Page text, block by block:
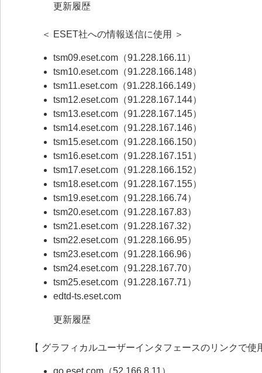
更新履歴
＜ ESET社への情報送信に使用 ＞
tsm09.eset.com（91.228.166.11）
tsm10.eset.com（91.228.166.148）
tsm11.eset.com（91.228.166.149）
tsm12.eset.com（91.228.167.144）
tsm13.eset.com（91.228.167.145）
tsm14.eset.com（91.228.167.146）
tsm15.eset.com（91.228.166.150）
tsm16.eset.com（91.228.167.151）
tsm17.eset.com（91.228.166.152）
tsm18.eset.com（91.228.167.155）
tsm19.eset.com（91.228.166.74）
tsm20.eset.com（91.228.167.83）
tsm21.eset.com（91.228.167.32）
tsm22.eset.com（91.228.166.95）
tsm23.eset.com（91.228.166.96）
tsm24.eset.com（91.228.167.70）
tsm25.eset.com（91.228.167.71）
edtd-ts.eset.com
更新履歴
【 グラフィカルユーザーインタフェースのリンクで使